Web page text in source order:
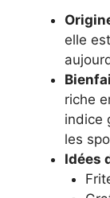
elle
riche
indice
les
Idées